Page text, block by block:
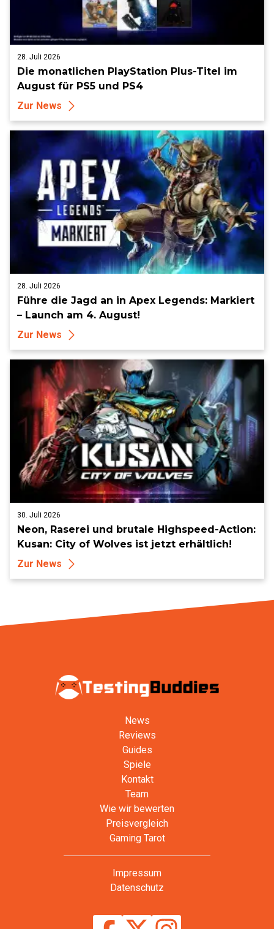
28. Juli 2026
Die monatlichen PlayStation Plus-Titel im
August für PS5 und PS4
Zur News
28. Juli 2026
Führe die Jagd an in Apex Legends: Markiert
– Launch am 4. August!
Zur News
30. Juli 2026
Neon, Raserei und brutale Highspeed-Action:
Kusan: City of Wolves ist jetzt erhältlich!
Zur News
News
Reviews
Guides
Spiele
Kontakt
Team
Wie wir bewerten
Preisvergleich
Gaming Tarot
Impressum
Datenschutz